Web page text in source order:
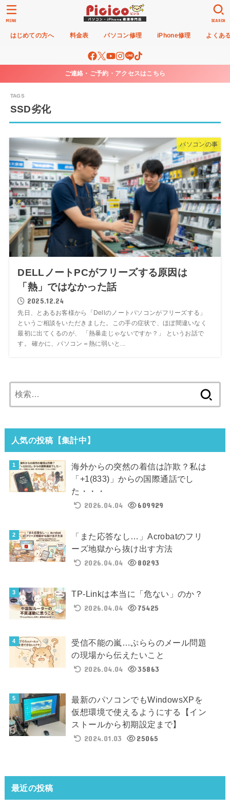
はじめての方へ 料金表 パソコン修理 iPhone修理 よくあ
SEARCH
MENU
ご連絡・ご予約・アクセスはこちら
SSD劣化
パソコンの事
DELLノートPCがフリーズする原因は
「熱」ではなかった話
2025.12.24
先日、とあるお客様から「Dellのノートパソコンがフリーズする」
というご相談をいただきました。この手の症状で、ほぼ間違いなく
最初に出てくるのが、 「熱暴走じゃないですか？」 というお話で
す。 確かに、パソコン＝熱に弱いと...
索:
人気の投稿【集計中】
海外からの突然の着信は詐欺？私は
「+1(833)」からの国際通話でし
た・・・
2026.04.04
609929
「また応答なし…」Acrobatのフリ
ーズ地獄から抜け出す方法
2026.04.04
80293
TP-Linkは本当に「危ない」のか？
2026.04.04
75425
受信不能の嵐…ぷららのメール問題
の現場から伝えたいこと
2026.04.04
35863
最新のパソコンでもWindowsXPを
仮想環境で使えるようにする【イン
ストールから初期設定まで】
2024.01.03
25065
最近の投稿